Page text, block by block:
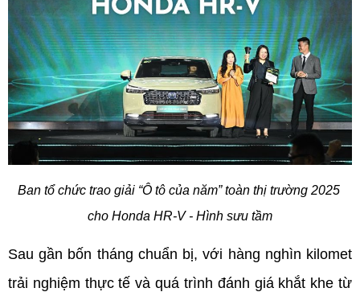
Ban tổ chức trao giải “Ô tô của năm” toàn thị trường 2025
cho Honda HR-V - Hình sưu tầm
Sau gần bốn tháng chuẩn bị, với hàng nghìn kilomet
trải nghiệm thực tế và quá trình đánh giá khắt khe từ